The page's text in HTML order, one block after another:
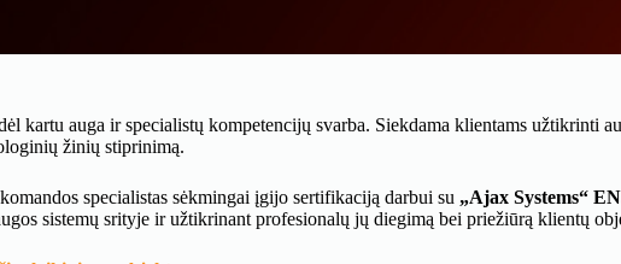
kartu auga ir specialistų kompetencijų svarba. Siekdama klientams užtikrinti
žinių stiprinimą.
specialistas sėkmingai įgijo sertifikaciją darbui su „Ajax Systems“
sistemų srityje ir užtikrinant profesionalų jų diegimą bei priežiūrą klientų